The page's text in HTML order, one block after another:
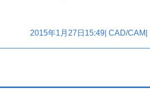
2015年1月27日15:49| CAD/CAM